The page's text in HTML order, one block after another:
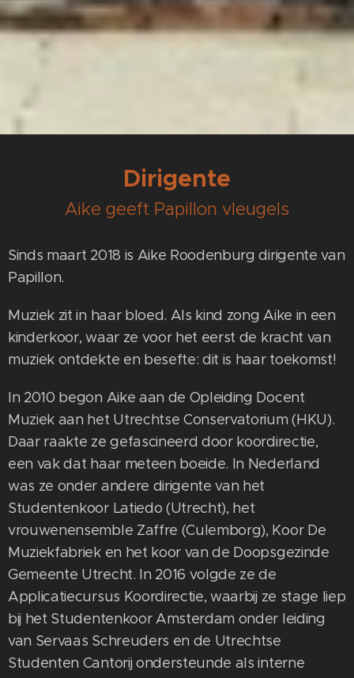
Dirigente
Aike geeft Papillon vleugels
Sinds maart 2018 is Aike Roodenburg dirigente van
Papillon.
Muziek zit in haar bloed. Als kind zong Aike in een
kinderkoor, waar ze voor het eerst de kracht van
muziek ontdekte en besefte: dit is haar toekomst!
In 2010 begon Aike aan de Opleiding Docent
Muziek aan het Utrechtse Conservatorium (HKU).
Daar raakte ze gefascineerd door koordirectie,
een vak dat haar meteen boeide. In Nederland
was ze onder andere dirigente van het
Studentenkoor Latiedo (Utrecht), het
vrouwenensemble Zaffre (Culemborg), Koor De
Muziekfabriek en het koor van de Doopsgezinde
Gemeente Utrecht. In 2016 volgde ze de
Applicatiecursus Koordirectie, waarbij ze stage liep
bij het Studentenkoor Amsterdam onder leiding
van Servaas Schreuders en de Utrechtse
Studenten Cantorij ondersteunde als interne